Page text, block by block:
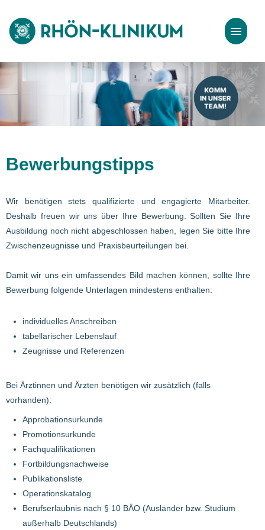
Stellenangebote
Bewerbungstipps
Bewerbungstipps
Wir benötigen stets qualifizierte und engagierte Mitarbeiter.
Deshalb freuen wir uns über Ihre Bewerbung. Sollten Sie Ihre
Ausbildung noch nicht abgeschlossen haben, legen Sie bitte Ihre
Zwischenzeugnisse und Praxisbeurteilungen bei.
Damit wir uns ein umfassendes Bild machen können, sollte Ihre
Bewerbung folgende Unterlagen mindestens enthalten:
individuelles Anschreiben
tabellarischer Lebenslauf
Zeugnisse und Referenzen
Bei Ärztinnen und Ärzten benötigen wir zusätzlich (falls
vorhanden):
Approbationsurkunde
Promotionsurkunde
Fachqualifikationen
Fortbildungsnachweise
Publikationsliste
Operationskatalog
Berufserlaubnis nach § 10 BÄO (Ausländer bzw. Studium
außerhalb Deutschlands)